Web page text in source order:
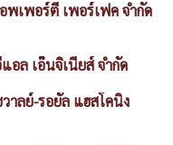
เพอร์ตี้ เพอร์เฟค จำกัด
ล เอ็นจิเนียส์ จำกัด
ลย์-รอยัล แฮสโคนิ่ง